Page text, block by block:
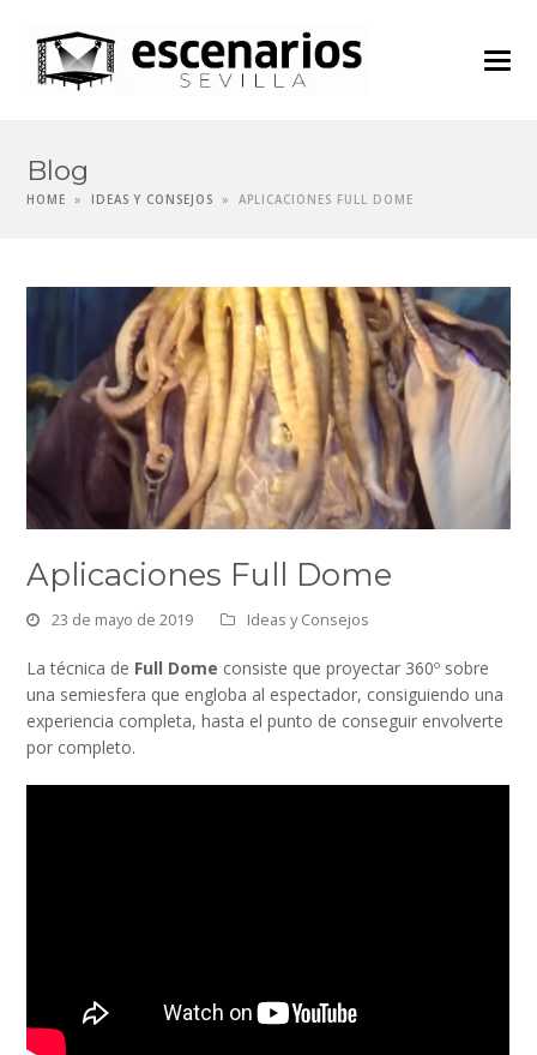
Blog
HOME » IDEAS Y CONSEJOS » APLICACIONES FULL DOME
Aplicaciones Full Dome
23 de mayo de 2019 Ideas y Consejos
La técnica de Full Dome consiste que proyectar 360º sobre
una semiesfera que engloba al espectador, consiguiendo una
experiencia completa, hasta el punto de conseguir envolverte
por completo.